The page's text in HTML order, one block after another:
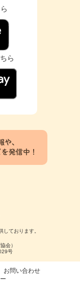
ら
や、
発信中！
ております。
会）
号
お問い合わせ